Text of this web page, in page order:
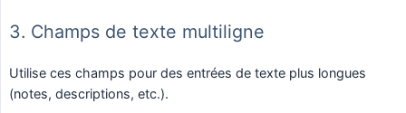
3. Champs de texte multiligne
Utilise ces champs pour des entrées de texte plus longues
(notes, descriptions, etc.).